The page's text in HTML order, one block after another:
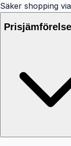
Säker shopping